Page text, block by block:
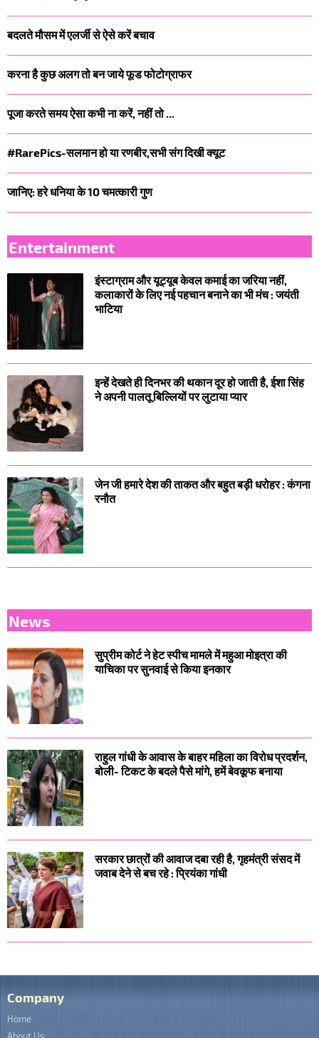
बदलते मौसम में एलर्जी से ऐसे करें बचाव
करना है कुछ अलग तो बन जाये फूड फोटोग्राफर
पूजा करते समय ऐसा कभी ना करें, नहीं तो ...
#RarePics-सलमान हो या रणबीर,सभी संग दिखी क्यूट
जानिए: हरे धनिया के 10 चमत्कारी गुण
Entertainment
इंस्टाग्राम और यूट्यूब केवल कमाई का जरिया नहीं,
कलाकारों के लिए नई पहचान बनाने का भी मंच : जयंती
भाटिया
इन्हें देखते ही दिनभर की थकान दूर हो जाती है, ईशा सिंह
ने अपनी पालतू बिल्लियों पर लुटाया प्यार
जेन जी हमारे देश की ताकत और बहुत बड़ी धरोहर : कंगना
रनौत
News
सुप्रीम कोर्ट ने हेट स्पीच मामले में महुआ मोइत्रा की
याचिका पर सुनवाई से किया इनकार
राहुल गांधी के आवास के बाहर महिला का विरोध प्रदर्शन,
बोली- टिकट के बदले पैसे मांगे, हमें बेवकूफ बनाया
सरकार छात्रों की आवाज दबा रही है, गृहमंत्री संसद में
जवाब देने से बच रहे : प्रियंका गांधी
Company
Home
About Us